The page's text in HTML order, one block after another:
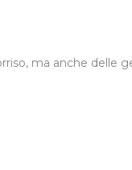
ma anche